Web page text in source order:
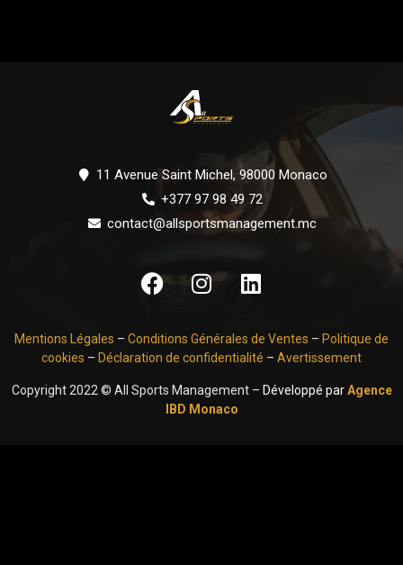
11 Avenue Saint Michel, 98000 Monaco
+377 97 98 49 72
contact@allsportsmanagement.mc
Mentions Légales – Conditions Générales de Ventes – Politique de
cookies – Déclaration de confidentialité – Avertissement
Copyright 2022 © All Sports Management – Développé parAgence
IBD Monaco